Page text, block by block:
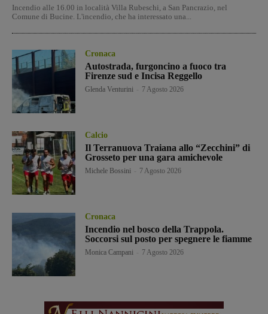
Incendio alle 16.00 in località Villa Rubeschi, a San Pancrazio, nel
Comune di Bucine. L'incendio, che ha interessato una...
Cronaca
Autostrada, furgoncino a fuoco tra
Firenze sud e Incisa Reggello
Glenda Venturini 7 Agosto 2026
Calcio
Il Terranuova Traiana allo “Zecchini” di
Grosseto per una gara amichevole
Michele Bossini 7 Agosto 2026
Cronaca
Incendio nel bosco della Trappola.
Soccorsi sul posto per spegnere le fiamme
Monica Campani 7 Agosto 2026